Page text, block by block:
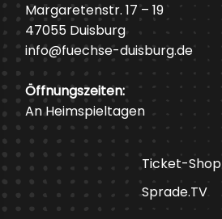
Margaretenstr. 17 – 19
47055 Duisburg
info@fuechse-duisburg.de
Öffnungszeiten:
An Heimspieltagen
Ticket-Shop
Sprade.TV